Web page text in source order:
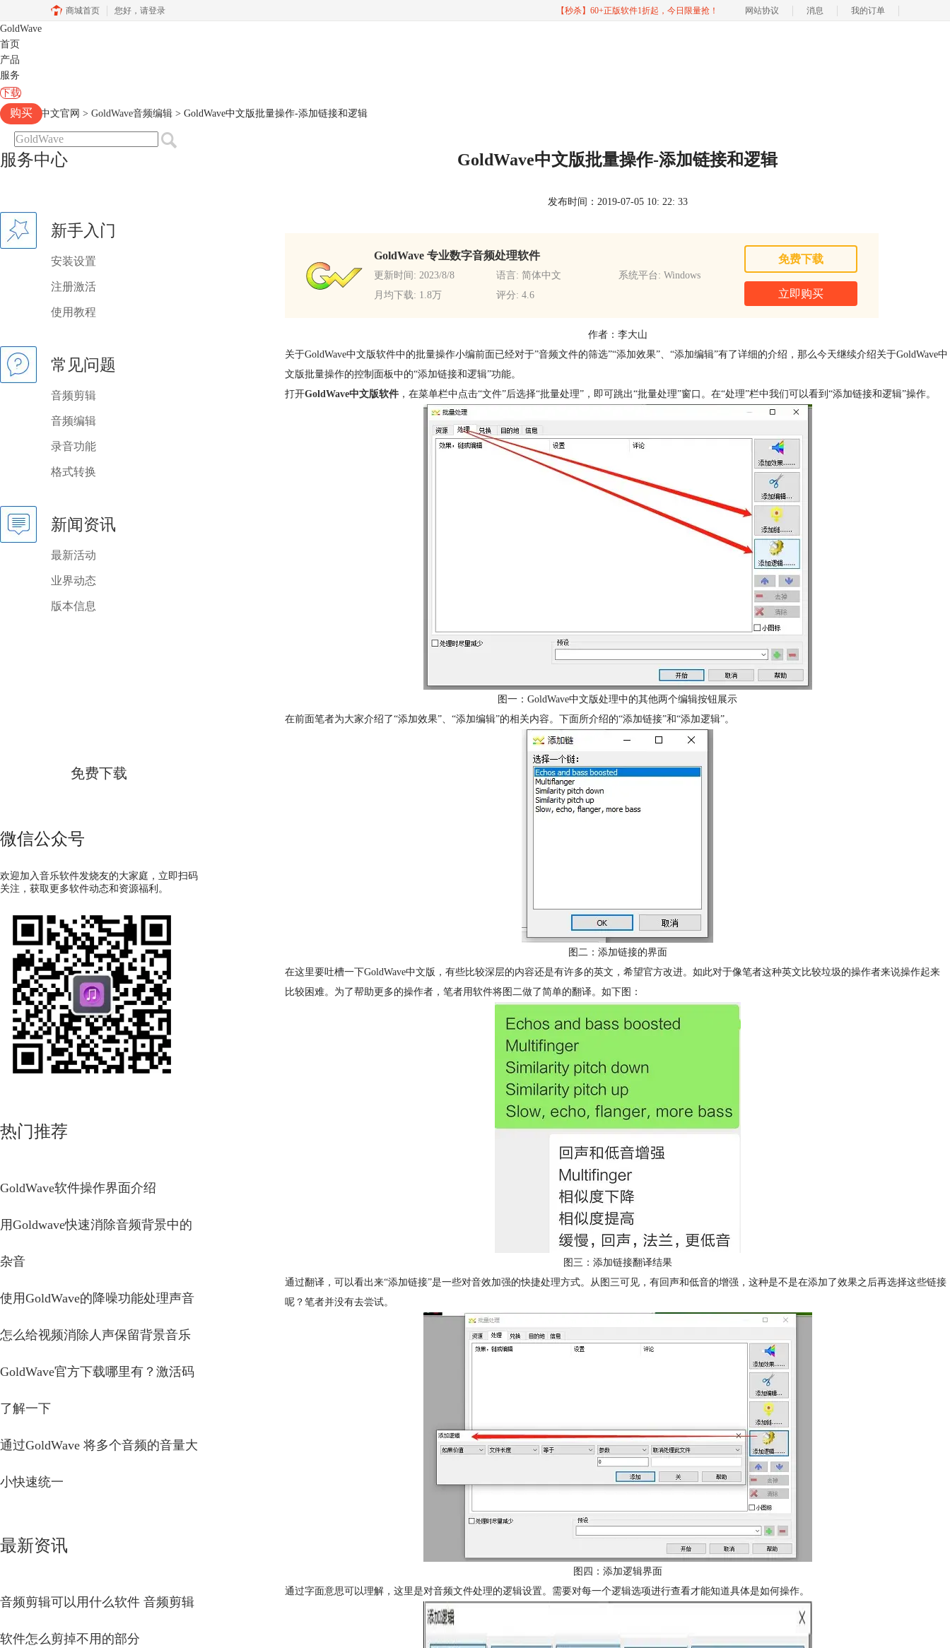
商城首页 您好， 请登录 【秒杀】60+正版软件1折起，今日限量抢！ 网站协议 消息 我的订单
GoldWave
首页
产品
服务
下载
购买
Goldwave中文官网 > GoldWave音频编辑 > GoldWave中文版批量操作-添加链接和逻辑
服务中心
新手入门
安装设置
注册激活
使用教程
常见问题
音频剪辑
音频编辑
录音功能
格式转换
新闻资讯
最新活动
业界动态
版本信息
免费下载
微信公众号
欢迎加入音乐软件发烧友的大家庭，立即扫码
关注，获取更多软件动态和资源福利。
热门推荐
GoldWave软件操作界面介绍
用Goldwave快速消除音频背景中的
杂音
使用GoldWave的降噪功能处理声音
怎么给视频消除人声保留背景音乐
GoldWave官方下载哪里有？激活码
了解一下
通过GoldWave 将多个音频的音量大
小快速统一
最新资讯
音频剪辑可以用什么软件 音频剪辑
软件怎么剪掉不用的部分
GoldWave中文版批量操作-添加链接和逻辑
发布时间：2019-07-05 10: 22: 33
GoldWave 专业数字音频处理软件
更新时间: 2023/8/8 语言: 简体中文
系统平台: Windows
月均下载: 1.8万
评分: 4.6
免费下载
立即购买
作者：李大山
关于GoldWave中文版软件中的批量操作小编前面已经对于”音频文件的筛选”“添加效果”、“添加编辑”有了详细的介绍，那么今天继续介绍关于GoldWave中
文版批量操作的控制面板中的“添加链接和逻辑”功能。
打开GoldWave中文版软件 ，在菜单栏中点击“文件”后选择“批量处理”，即可跳出“批量处理”窗口。在“处理”栏中我们可以看到“添加链接和逻辑”操作。
图一：GoldWave中文版处理中的其他两个编辑按钮展示
在前面笔者为大家介绍了“添加效果”、“添加编辑”的相关内容。下面所介绍的“添加链接”和“添加逻辑”。
图二：添加链接的界面
在这里要吐槽一下GoldWave中文版，有些比较深层的内容还是有许多的英文，希望官方改进。如此对于像笔者这种英文比较垃圾的操作者来说操作起来
比较困难。为了帮助更多的操作者，笔者用软件将图二做了简单的翻译。如下图：
图三：添加链接翻译结果
通过翻译，可以看出来“添加链接”是一些对音效加强的快捷处理方式。从图三可见，有回声和低音的增强，这种是不是在添加了效果之后再选择这些链接
呢？笔者并没有去尝试。
图四：添加逻辑界面
通过字面意思可以理解，这里是对音频文件处理的逻辑设置。需要对每一个逻辑选项进行查看才能知道具体是如何操作。